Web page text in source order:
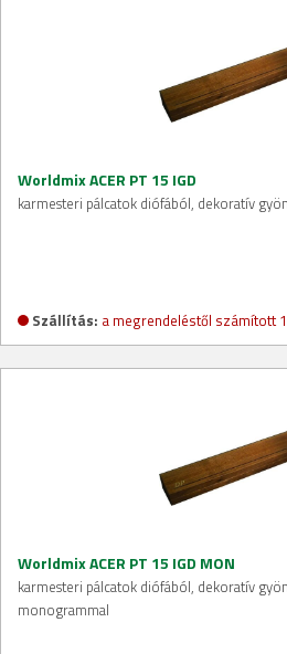
Worldmix ACER PT 15 IGD
karmesteri pálcatok diófából, dekoratív
Szállítás: a megrendeléstől számított
Worldmix ACER PT 15 IGD MON
karmesteri pálcatok diófából, dekoratív
monogrammal